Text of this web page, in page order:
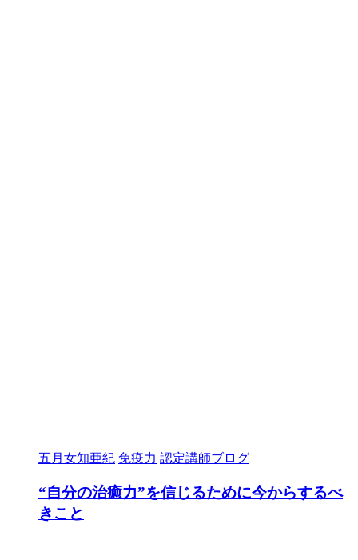
五月女知亜紀 免疫力 認定講師ブログ
“自分の治癒力”を信じるために今からするべ
きこと